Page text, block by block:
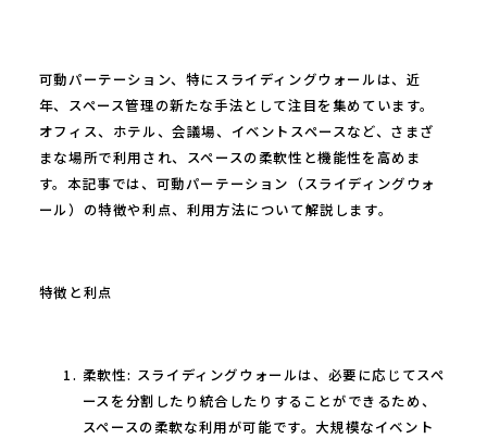
可動パーテーション、特にスライディングウォールは、近
年、スペース管理の新たな手法として注目を集めています。
オフィス、ホテル、会議場、イベントスペースなど、さまざ
まな場所で利用され、スペースの柔軟性と機能性を高めま
す。本記事では、可動パーテーション（スライディングウォ
ール）の特徴や利点、利用方法について解説します。
特徴と利点
柔軟性: スライディングウォールは、必要に応じてスペ
ースを分割したり統合したりすることができるため、
スペースの柔軟な利用が可能です。大規模なイベント